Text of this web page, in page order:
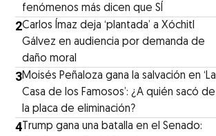
fenómenos más dicen que SÍ
2Carlos Ímaz deja ‘plantada’ a Xóchitl
Gálvez en audiencia por demanda de
daño moral
3Moisés Peñaloza gana la salvación en ‘La
Casa de los Famosos’: ¿A quién sacó de
la placa de eliminación?
4 Trump gana una batalla en el Senado: